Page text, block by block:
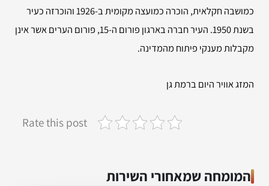
כמושבה חקלאית, הוכרה כמועצה מקומית ב-1926 והוכרזה כעיר
בשנת 1950. העיר חברה בארגון פורום ה-15, פורום הערים אשר אינן
מקבלות מענקי פיתוח מהמדינה.
המזג אוויר היום ברמת גן
Rate this post
המומחה שמאחורי השירות